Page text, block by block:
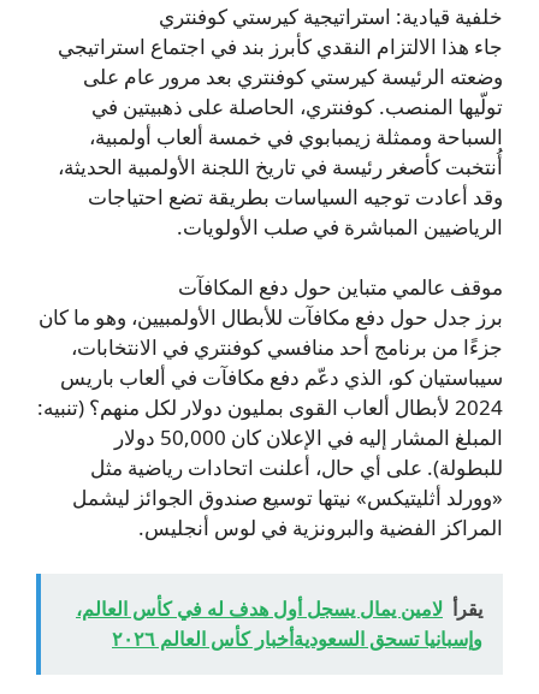
خلفية قيادية: استراتيجية كيرستي كوفنتري
جاء هذا الالتزام النقدي كأبرز بند في اجتماع استراتيجي
وضعته الرئيسة كيرستي كوفنتري بعد مرور عام على
تولّيها المنصب. كوفنتري، الحاصلة على ذهبيتين في
السباحة وممثلة زيمبابوي في خمسة ألعاب أولمبية،
أُنتخبت كأصغر رئيسة في تاريخ اللجنة الأولمبية الحديثة،
وقد أعادت توجيه السياسات بطريقة تضع احتياجات
الرياضيين المباشرة في صلب الأولويات.
موقف عالمي متباين حول دفع المكافآت
برز جدل حول دفع مكافآت للأبطال الأولمبيين، وهو ما كان
جزءًا من برنامج أحد منافسي كوفنتري في الانتخابات،
سيباستيان كو، الذي دعّم دفع مكافآت في ألعاب باريس
2024 لأبطال ألعاب القوى بمليون دولار لكل منهم؟ (تنبيه:
المبلغ المشار إليه في الإعلان كان 50,000 دولار
للبطولة). على أي حال، أعلنت اتحادات رياضية مثل
«وورلد أثليتيكس» نيتها توسيع صندوق الجوائز ليشمل
المراكز الفضية والبرونزية في لوس أنجليس.
يقرأ لامين يمال يسجل أول هدف له في كأس العالم،
وإسبانيا تسحق السعوديةأخبار كأس العالم ٢٠٢٦